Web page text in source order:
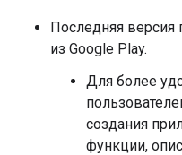
Последняя версия
из Google Play.
Для более
создания
функции,